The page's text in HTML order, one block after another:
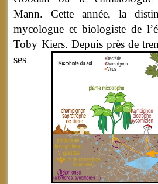
Mann. Cette année, la
mycologue et biologiste de
Toby Kiers. Depuis près de
ses